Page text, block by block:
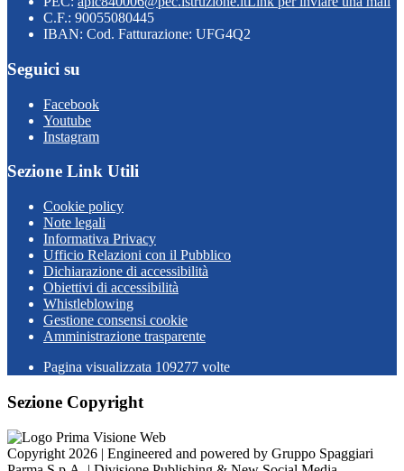
C.F.: 90055080445
IBAN: Cod. Fatturazione: UFG4Q2
Seguici su
Facebook
Youtube
Instagram
Sezione Link Utili
Cookie policy
Note legali
Informativa Privacy
Ufficio Relazioni con il Pubblico
Dichiarazione di accessibilità
Obiettivi di accessibilità
Whistleblowing
Gestione consensi cookie
Amministrazione trasparente
Pagina visualizzata 109277 volte
Sezione Copyright
Copyright 2026 | Engineered and powered by Gruppo Spaggiari